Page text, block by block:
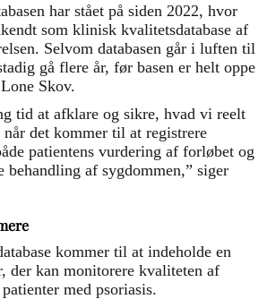
har stået på siden 2022, hvor
som klinisk kvalitetsdatabase af
Selvom databasen går i luften til
gå flere år, før basen er helt oppe
Skov.
tid at afklare og sikre, hvad vi reelt
når det kommer til at registrere
patientens vurdering af forløbet og
behandling af sygdommen,” siger
kommer til at indeholde en
der kan monitorere kvaliteten af
med psoriasis.